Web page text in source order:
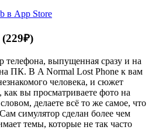
в App Store
телефона, выпущенная сразу и на
ПК. В A Normal Lost Phone к вам
человека, и сюжет
как вы просматриваете фото на
делаете всё то же самое, что
симулятор сделан более чем
темы, которые не так часто